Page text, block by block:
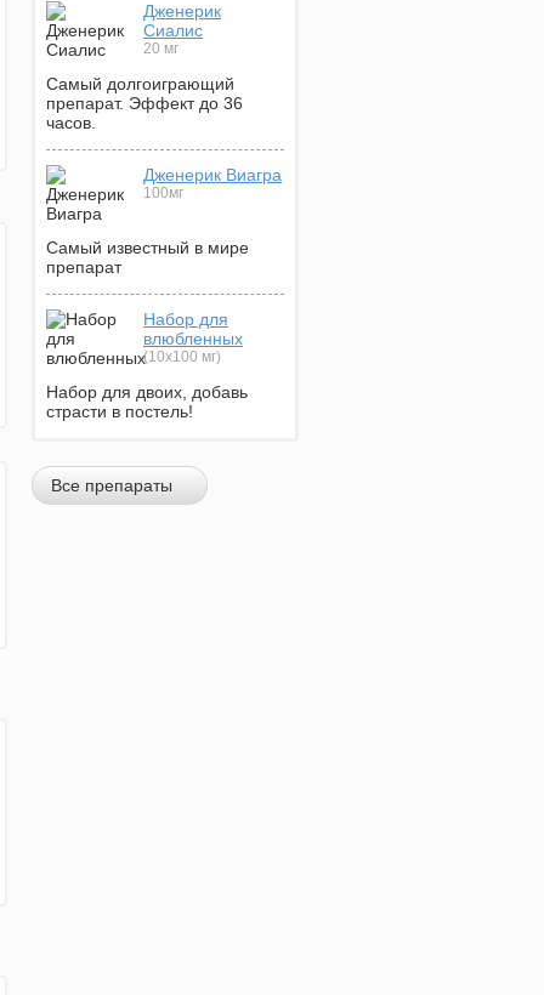
Дженерик
Сиалис
20 мг
Самый долгоиграющий
препарат. Эффект до 36
часов.
Дженерик Виагра
100мг
Самый известный в мире
препарат
Набор для
влюбленных
(10х100 мг)
Набор для двоих, добавь
страсти в постель!
Все препараты